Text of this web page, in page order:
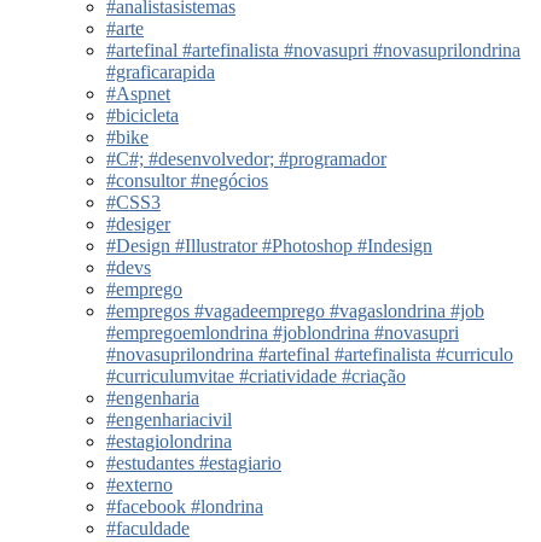
#analistasistemas
#arte
#artefinal #artefinalista #novasupri #novasuprilondrina
#graficarapida
#Aspnet
#bicicleta
#bike
#C#; #desenvolvedor; #programador
#consultor #negócios
#CSS3
#desiger
#Design #Illustrator #Photoshop #Indesign
#devs
#emprego
#empregos #vagadeemprego #vagaslondrina #job
#empregoemlondrina #joblondrina #novasupri
#novasuprilondrina #artefinal #artefinalista #curriculo
#curriculumvitae #criatividade #criação
#engenharia
#engenhariacivil
#estagiolondrina
#estudantes #estagiario
#externo
#facebook #londrina
#faculdade